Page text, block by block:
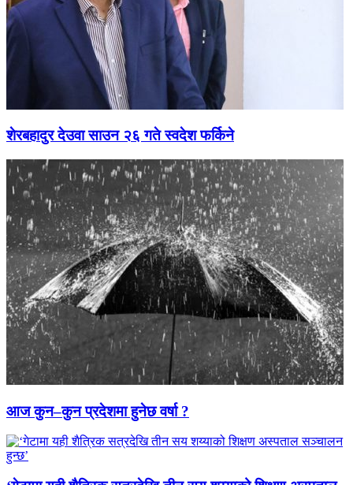
शेरबहादुर देउवा साउन २६ गते स्वदेश फर्किने
आज कुन–कुन प्रदेशमा हुनेछ वर्षा ?